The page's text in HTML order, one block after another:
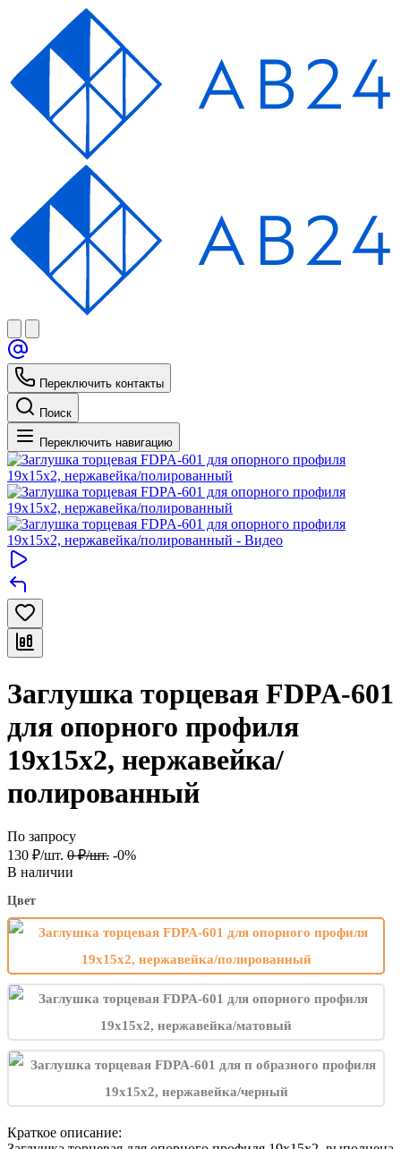
Переключить контакты
Поиск
Переключить навигацию
Заглушка торцевая FDPA-601
для опорного профиля
19х15х2, нержавейка/
полированный
По запросу
130 ₽/шт. 0 ₽/шт. -0%
В наличии
Цвет
Краткое описание: